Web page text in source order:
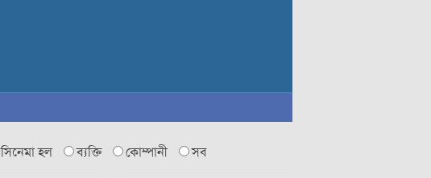
সিনেমা হল ব্যক্তি কোম্পানী সব